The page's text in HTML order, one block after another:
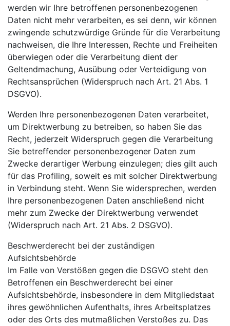
werden wir Ihre betroffenen personenbezogenen
Daten nicht mehr verarbeiten, es sei denn, wir können
zwingende schutzwürdige Gründe für die Verarbeitung
nachweisen, die Ihre Interessen, Rechte und Freiheiten
überwiegen oder die Verarbeitung dient der
Geltendmachung, Ausübung oder Verteidigung von
Rechtsansprüchen (Widerspruch nach Art. 21 Abs. 1
DSGVO).
Werden Ihre personenbezogenen Daten verarbeitet,
um Direktwerbung zu betreiben, so haben Sie das
Recht, jederzeit Widerspruch gegen die Verarbeitung
Sie betreffender personenbezogener Daten zum
Zwecke derartiger Werbung einzulegen; dies gilt auch
für das Profiling, soweit es mit solcher Direktwerbung
in Verbindung steht. Wenn Sie widersprechen, werden
Ihre personenbezogenen Daten anschließend nicht
mehr zum Zwecke der Direktwerbung verwendet
(Widerspruch nach Art. 21 Abs. 2 DSGVO).
Beschwerderecht bei der zuständigen
Aufsichtsbehörde
Im Falle von Verstößen gegen die DSGVO steht den
Betroffenen ein Beschwerderecht bei einer
Aufsichtsbehörde, insbesondere in dem Mitgliedstaat
ihres gewöhnlichen Aufenthalts, ihres Arbeitsplatzes
oder des Orts des mutmaßlichen Verstoßes zu. Das